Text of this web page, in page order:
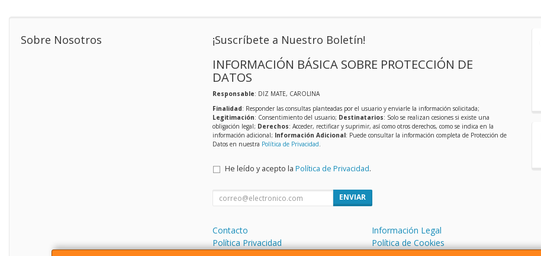
Sobre Nosotros ¡Suscríbete a Nuestro Boletín!
INFORMACIÓN BÁSICA SOBRE PROTECCIÓN DE
DATOS
Responsable: DIZ MATE, CAROLINA
Finalidad: Responder las consultas planteadas por el usuario y enviarle la información solicitada;
Legitimación: Consentimiento del usuario; Destinatarios: Solo se realizan cesiones si existe una
obligación legal; Derechos: Acceder, rectificar y suprimir, así como otros derechos, como se indica en la
información adicional; Información Adicional: Puede consultar la información completa de Protección de
Datos en nuestra Política de Privacidad.
He leído y acepto la Política de Privacidad.
ENVIAR
Contacto
Información Legal
Política Privacidad
Política de Cookies